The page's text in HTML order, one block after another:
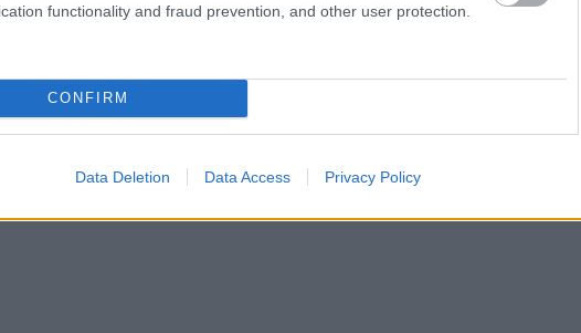
functionality and fraud prevention, and other user protection.
CONFIRM
Data Deletion Data Access Privacy Policy